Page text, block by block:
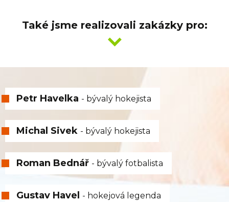
Také jsme realizovali zakázky pro:
Petr Havelka - bývalý hokejista
Michal Sivek - bývalý hokejista
Roman Bednář - bývalý fotbalista
Gustav Havel - hokejová legenda